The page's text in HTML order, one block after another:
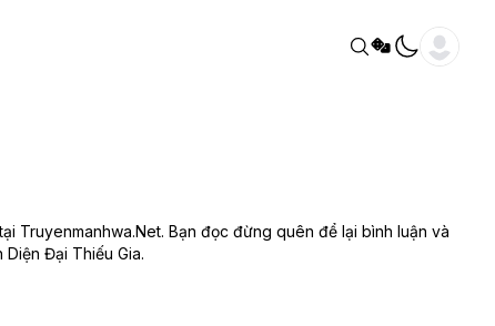
Truyenmanhwa.Net. Bạn đọc đừng quên để lại bình luận và
Đại Thiếu Gia.